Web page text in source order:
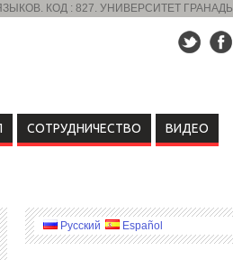
КОД : 827. УНИВЕРСИТЕТ ГРАНАДЫ
СОТРУДНИЧЕСТВО ВИДЕО
Русский Español